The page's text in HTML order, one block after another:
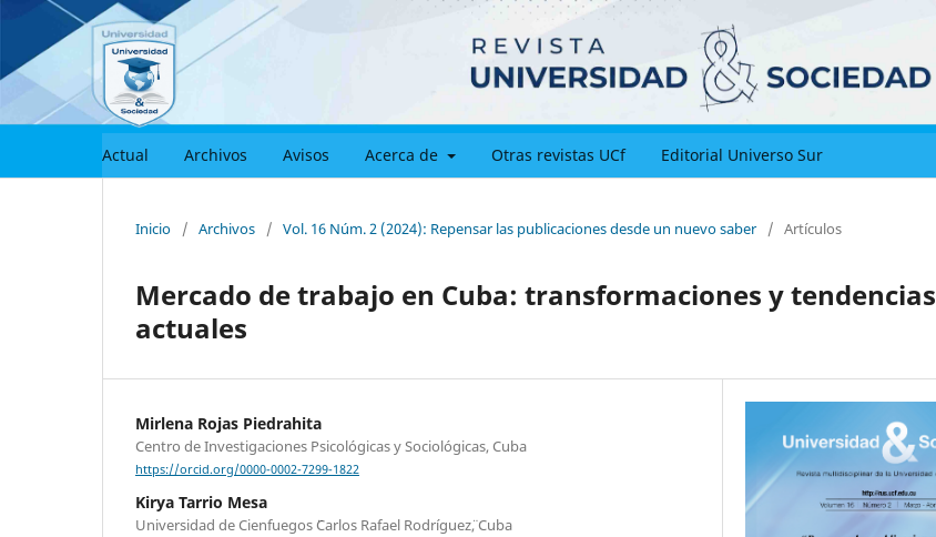
Actual Archivos Avisos Acerca de Otras revistas UCf Editorial Universo Sur
Inicio / Archivos / Vol. 16 Núm. 2 (2024): Repensar las publicaciones desde un nuevo saber / Artículos
Mercado de trabajo en Cuba: transformaciones y tendencias
actuales
Mirlena Rojas Piedrahita
Centro de Investigaciones Psicológicas y Sociológicas, Cuba
https://orcid.org/0000-0002-7299-1822
Kirya Tarrio Mesa
Universidad de Cienfuegos ¨Carlos Rafael Rodríguez¨, Cuba